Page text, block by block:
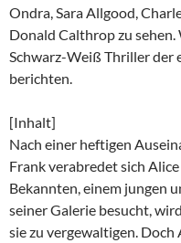
Ondra, Sara Allgood,
Donald Calthrop zu
Schwarz-Weiß Thriller der
berichten.
[Inhalt]
Nach einer heftigen
Frank verabredet sich
Bekannten, einem jungen
seiner Galerie besucht,
sie zu vergewaltigen. Doch